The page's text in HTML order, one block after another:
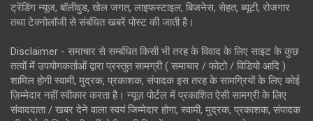
ट्रेंडिंग न्यूज, बॉलीवुड, खेल जगत, लाइफस्टाइल, बिजनेस, सेहत, ब्यूटी, रोजगार
तथा टेक्नोलॉजी से संबंधित खबरें पोस्ट की जाती है।
Disclaimer - समाचार से सम्बंधित किसी भी तरह के विवाद के लिए साइट के कुछ
तत्वों में उपयोगकर्ताओं द्वारा प्रस्तुत सामग्री ( समाचार / फोटो / विडियो आदि )
शामिल होगी स्वामी, मुद्रक, प्रकाशक, संपादक इस तरह के सामग्रियों के लिए कोई
ज़िम्मेदार नहीं स्वीकार करता है। न्यूज़ पोर्टल में प्रकाशित ऐसी सामग्री के लिए
संवाददाता / खबर देने वाला स्वयं जिम्मेदार होगा, स्वामी, मुद्रक, प्रकाशक, संपादक